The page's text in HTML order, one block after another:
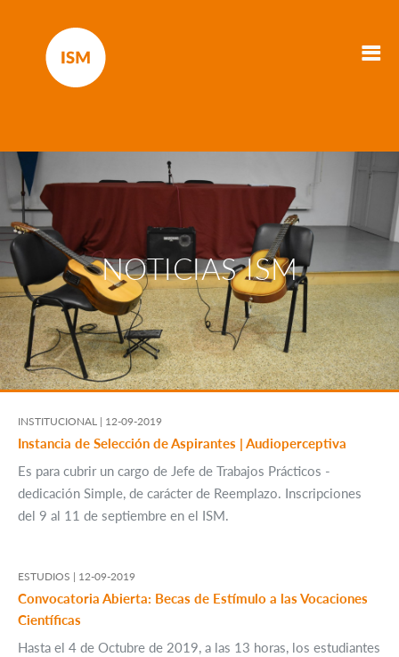
NOTICIAS ISM
INSTITUCIONAL | 12-09-2019
Instancia de Selección de Aspirantes | Audioperceptiva
Es para cubrir un cargo de Jefe de Trabajos Prácticos -
dedicación Simple, de carácter de Reemplazo. Inscripciones
del 9 al 11 de septiembre en el ISM.
ESTUDIOS | 12-09-2019
Convocatoria Abierta: Becas de Estímulo a las Vocaciones
Científicas
Hasta el 4 de Octubre de 2019, a las 13 horas, los estudiantes